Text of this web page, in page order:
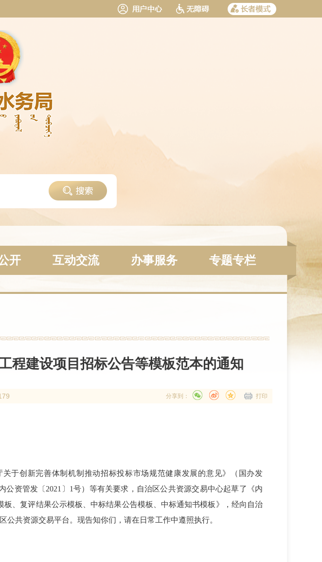
开 互动交流 办事服务 专题专栏
程建设项目招标公告等模板范本的通知
打印
分享到：
于创新完善体制机制推动招标投标市场规范健康发展的意见》（国办发
公资管发〔2021〕1号）等有关要求，自治区公共资源交易中心起草了《内
、复评结果公示模板、中标结果公告模板、中标通知书模板》，经向自治
共资源交易平台。现告知你们，请在日常工作中遵照执行。